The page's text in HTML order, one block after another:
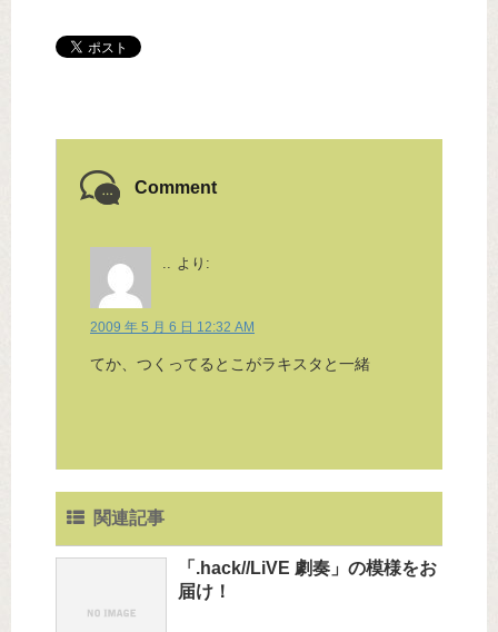
Comment
.. より:
2009 年 5 月 6 日 12:32 AM
てか、つくってるとこがラキスタと一緒
関連記事
「.hack//LiVE 劇奏」の模様をお
届け！